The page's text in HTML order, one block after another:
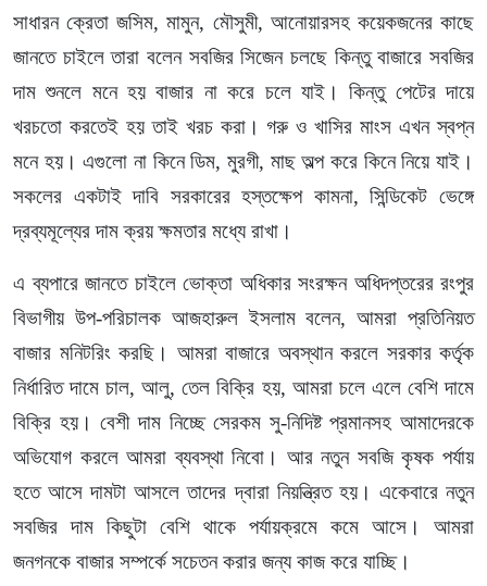
সাধারন ক্রেতা জসিম, মামুন, মৌসুমী, আনোয়ারসহ কয়েকজনের কাছে
জানতে চাইলে তারা বলেন সবজির সিজেন চলছে কিন্তু বাজারে সবজির
দাম শুনলে মনে হয় বাজার না করে চলে যাই। কিন্তু পেটের দায়ে
খরচতো করতেই হয় তাই খরচ করা। গরু ও খাসির মাংস এখন স্বপ্ন
মনে হয়। এগুলো না কিনে ডিম, মুরগী, মাছ অল্প করে কিনে নিয়ে যাই।
সকলের একটাই দাবি সরকারের হস্তক্ষেপ কামনা, সিন্ডিকেট ভেঙ্গে
দ্রব্যমূল্যের দাম ক্রয় ক্ষমতার মধ্যে রাখা।
এ ব্যপারে জানতে চাইলে ভোক্তা অধিকার সংরক্ষন অধিদপ্তরের রংপুর
বিভাগীয় উপ-পরিচালক আজহারুল ইসলাম বলেন, আমরা প্রতিনিয়ত
বাজার মনিটরিং করছি। আমরা বাজারে অবস্থান করলে সরকার কর্তৃক
নির্ধারিত দামে চাল, আলু, তেল বিক্রি হয়, আমরা চলে এলে বেশি দামে
বিক্রি হয়। বেশী দাম নিচ্ছে সেরকম সু-নিদিষ্ট প্রমানসহ আমাদেরকে
অভিযোগ করলে আমরা ব্যবস্থা নিবো। আর নতুন সবজি কৃষক পর্যায়
হতে আসে দামটা আসলে তাদের দ্বারা নিয়ন্ত্রিত হয়। একেবারে নতুন
সবজির দাম কিছুটা বেশি থাকে পর্যায়ক্রমে কমে আসে। আমরা
জনগনকে বাজার সম্পর্কে সচেতন করার জন্য কাজ করে যাচ্ছি।